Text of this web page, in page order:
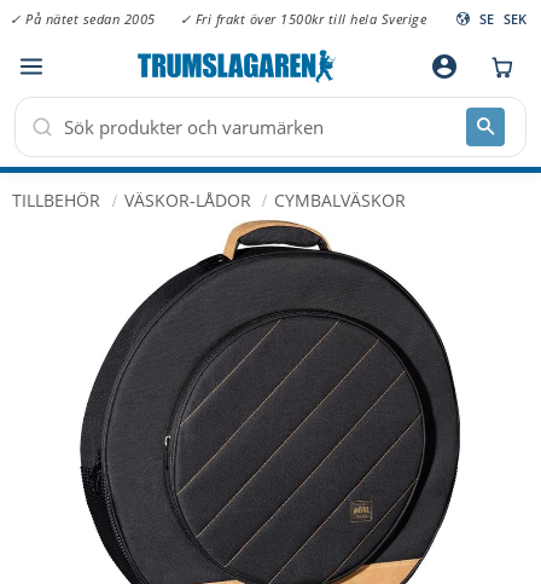
Meny
✓ På nätet sedan 2005 ✓ Fri frakt över 1500kr till hela Sverige SE SEK
account_circle
TILLBEHÖR VÄSKOR-LÅDOR CYMBALVÄSKOR